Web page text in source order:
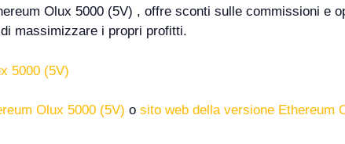
Olux 5000 (5V) , offre sconti sulle commissioni e
massimizzare i propri profitti.
5000 (5V)
Olux 5000 (5V) o sito web della versione Ethereum